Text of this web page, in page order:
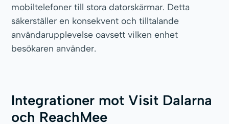
mobiltelefoner till stora datorskärmar. Detta
säkerställer en konsekvent och tilltalande
användarupplevelse oavsett vilken enhet
besökaren använder.
Integrationer mot Visit Dalarna
och ReachMee